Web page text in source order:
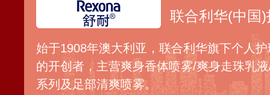
联合利华(中国
始于1908年澳大利亚，联合利华旗下个人
的开创者，主营爽身香体喷雾/爽身走珠乳
系列及足部清爽喷雾。